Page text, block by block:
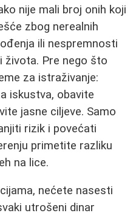
nije mali broj onih koji
zbog nerealnih
ili nespremnosti
života. Pre nego što
za istraživanje:
iskustva, obavite
jasne ciljeve. Samo
rizik i povećati
primetite razliku
na lice.
nećete nasesti
utrošeni dinar